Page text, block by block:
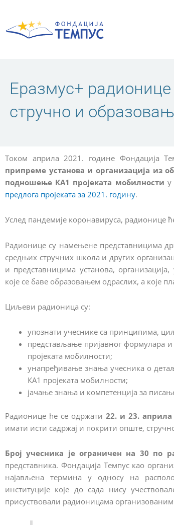
садржај
Еразмус+
стручно и
Током априла 2021. године Фондација
припреме установа и организација из
подношење КА1 пројеката мобилности у
предлога пројеката за 2021. годину.
Услед пандемије коронавируса, радионице
Радионице су намењене представницима
средњих стручних школа и других
и представницима установа,
које се баве образовањем одраслих, а које
Циљеви радионица су:
упознати учеснике са принципима,
представљање пријавног формулара
пројеката мобилности;
унапређивање знања учесника о
КА1 пројеката мобилности;
јачање знања и компетенција за
Радионице ће се одржати 22. и 23. априла
имати исти садржај и покрити опште,
Број учесника је ограничен на 30 по
представника. Фондација Темпус као
најављена термина у односу на
институције које до сада нису
присуствовали радионицама